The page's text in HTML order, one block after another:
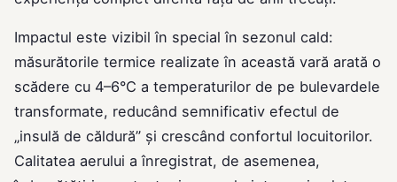
Impactul este vizibil în special în sezonul cald:
măsurătorile termice realizate în această vară arată o
scădere cu 4–6°C a temperaturilor de pe bulevardele
transformate, reducând semnificativ efectul de
„insulă de căldură” și crescând confortul locuitorilor.
Calitatea aerului a înregistrat, de asemenea,